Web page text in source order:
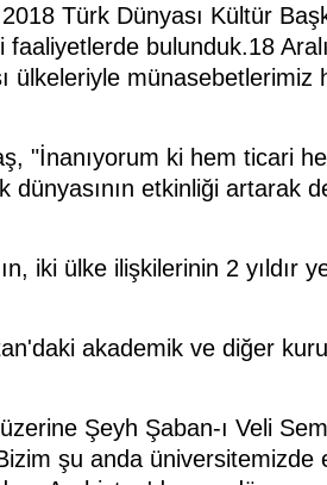
Türk Dünyası Kültür
bulunduk.18
ülkeleriyle münasebetlerimiz
"İnanıyorum ki hem ticari
etkinliği artarak
iki ülke ilişkilerinin 2 yıldır
akademik ve diğer
Şeyh Şaban-ı Veli
şu anda üniversitemizde